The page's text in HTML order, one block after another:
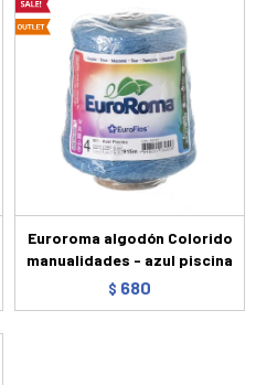
Euroroma algodón Colorido
manualidades - azul piscina
$ 680